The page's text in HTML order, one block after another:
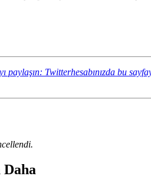
paylaşın: Twitterhesabınızda bu